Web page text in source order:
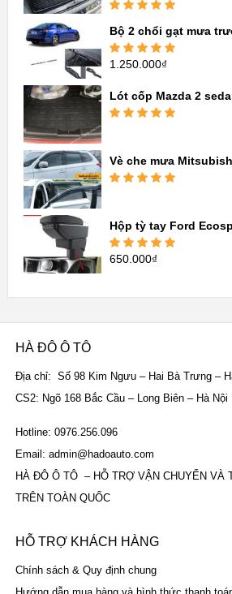
hạng5.005
sao
Bộ 2 chổi gạt mưa
Được xếp
1.250.000₫
Lót cốp Mazda 2
Vè che mưa
Hộp tỳ tay Ford
Được xếp
650.000₫
HÀ ĐÔ Ô TÔ
Địa chỉ: Số 98 Kim Ngưu – Hai Bà Trưng –
CS2: Ngõ 168 Bắc Cầu – Long Biên – Hà Nội
Hotline: 0976.256.096
Email: admin@hadoauto.com
HÀ ĐÔ Ô TÔ – HỖ TRỢ VẬN CHUYỂN VÀ
TRÊN TOÀN QUỐC
HỖ TRỢ KHÁCH HÀNG
Chính sách & Quy định chung